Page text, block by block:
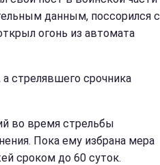
данным, поссорился с
огонь из автомата
стрелявшего срочника
во время стрельбы
Пока ему избрана мера
сроком до 60 суток.